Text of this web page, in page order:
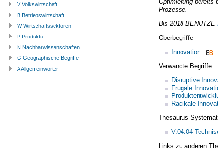
Optimierung bereits
Prozesse.
Bis 2018BENUTZE
Oberbegriffe
Innovation
Verwandte Begriffe
Disruptive
Frugale
Radikale
Thesaurus
V.04.04
Links zu anderen
V Volkswirtschaft
B Betriebswirtschaft
W Wirtschaftssektoren
P Produkte
N Nachbarwissenschaften
G Geographische Begriffe
A Allgemeinwörter